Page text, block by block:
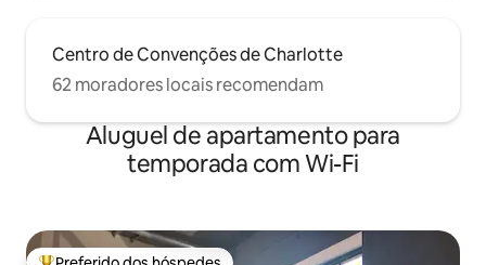
Centro de Convenções de Charlotte
62 moradores locais recomendam
Aluguel de apartamento para
temporada com Wi-Fi